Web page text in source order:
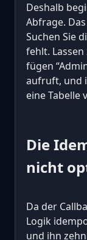
Deshalb
Abfrage.
Suchen Sie
fehlt.
fügen
aufruft, und
eine Tabelle
Die
nicht
Da der
Logik
und ihn